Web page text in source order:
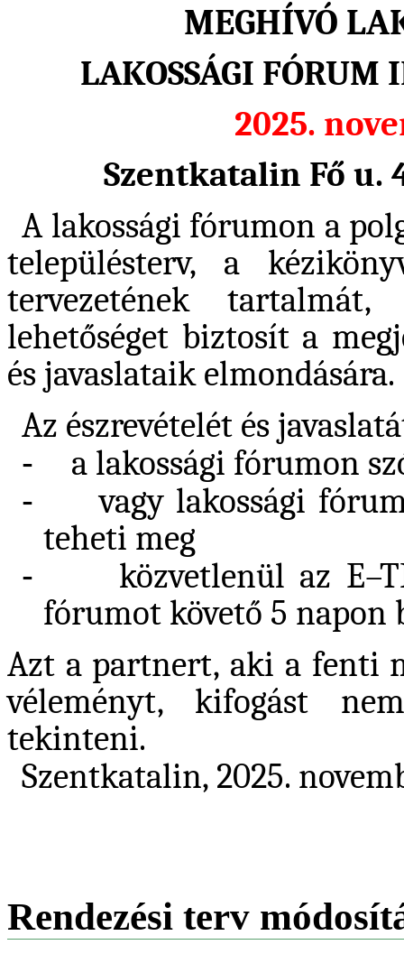
MEGHÍVÓ
LAKOSSÁGI FÓRUM
2025.
Szentkatalin Fő u.
A lakossági fórumon a
településterv, a
tervezetének
lehetőséget biztosít a
és javaslataik elmondására.
Az észrevételét és
- a lakossági fórumon
-
vagy lakossági
teheti meg
-
közvetlenül az
fórumot követő 5 napon
Azt a partnert, aki a fenti
véleményt, kifogást
tekinteni.
Szentkatalin, 2025.
Rendezési terv